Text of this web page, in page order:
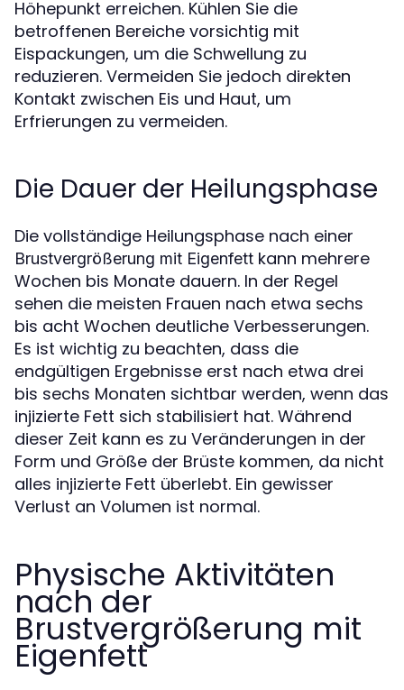
Höhepunkt erreichen. Kühlen Sie die
betroffenen Bereiche vorsichtig mit
Eispackungen, um die Schwellung zu
reduzieren. Vermeiden Sie jedoch direkten
Kontakt zwischen Eis und Haut, um
Erfrierungen zu vermeiden.
Die Dauer der Heilungsphase
Die vollständige Heilungsphase nach einer
Brustvergrößerung mit Eigenfett kann mehrere
Wochen bis Monate dauern. In der Regel
sehen die meisten Frauen nach etwa sechs
bis acht Wochen deutliche Verbesserungen.
Es ist wichtig zu beachten, dass die
endgültigen Ergebnisse erst nach etwa drei
bis sechs Monaten sichtbar werden, wenn das
injizierte Fett sich stabilisiert hat. Während
dieser Zeit kann es zu Veränderungen in der
Form und Größe der Brüste kommen, da nicht
alles injizierte Fett überlebt. Ein gewisser
Verlust an Volumen ist normal.
Physische Aktivitäten
nach der
Brustvergrößerung mit
Eigenfett